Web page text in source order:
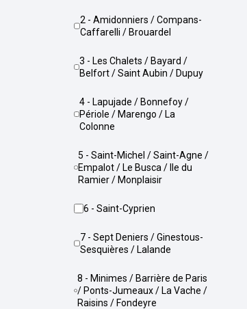
2 - Amidonniers / Compans-
Caffarelli / Brouardel
3 - Les Chalets / Bayard /
Belfort / Saint Aubin / Dupuy
4 - Lapujade / Bonnefoy /
Périole / Marengo / La
Colonne
5 - Saint-Michel / Saint-Agne /
Empalot / Le Busca / Ile du
Ramier / Monplaisir
6 - Saint-Cyprien
7 - Sept Deniers / Ginestous-
Sesquières / Lalande
8 - Minimes / Barrière de Paris
/ Ponts-Jumeaux / La Vache /
Raisins / Fondeyre